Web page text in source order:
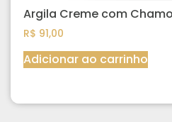
Argila Creme com
R$ 91,00
Adicionar ao carrinho